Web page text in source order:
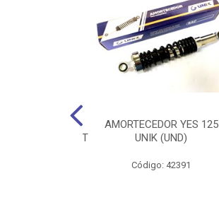
RET
AMORTECEDOR YES 125
UNIK (UND)
Código: 42391